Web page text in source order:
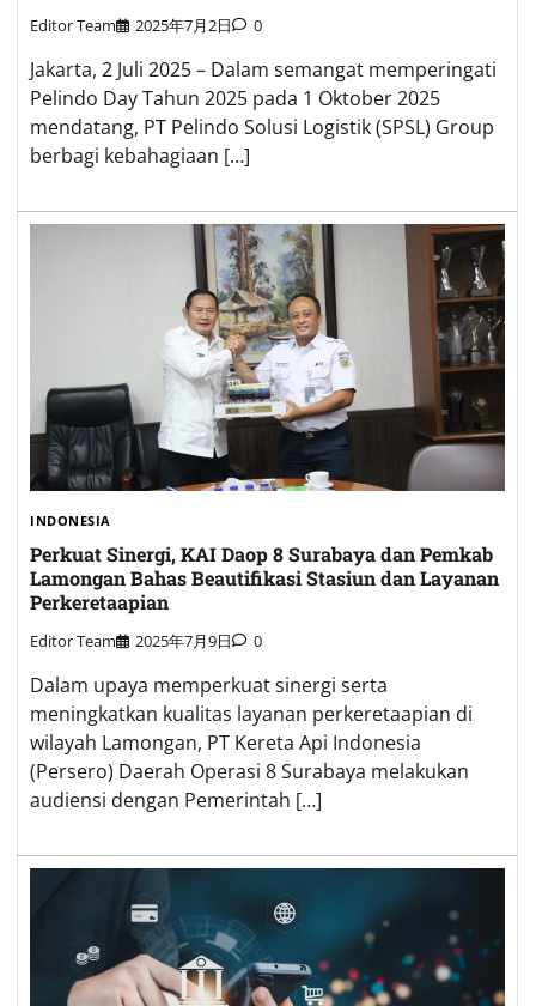
Editor Team 2025年7月2日 0
Jakarta, 2 Juli 2025 – Dalam semangat memperingati
Pelindo Day Tahun 2025 pada 1 Oktober 2025
mendatang, PT Pelindo Solusi Logistik (SPSL) Group
berbagi kebahagiaan […]
INDONESIA
Perkuat Sinergi, KAI Daop 8 Surabaya dan Pemkab
Lamongan Bahas Beautifikasi Stasiun dan Layanan
Perkeretaapian
Editor Team 2025年7月9日 0
Dalam upaya memperkuat sinergi serta
meningkatkan kualitas layanan perkeretaapian di
wilayah Lamongan, PT Kereta Api Indonesia
(Persero) Daerah Operasi 8 Surabaya melakukan
audiensi dengan Pemerintah […]